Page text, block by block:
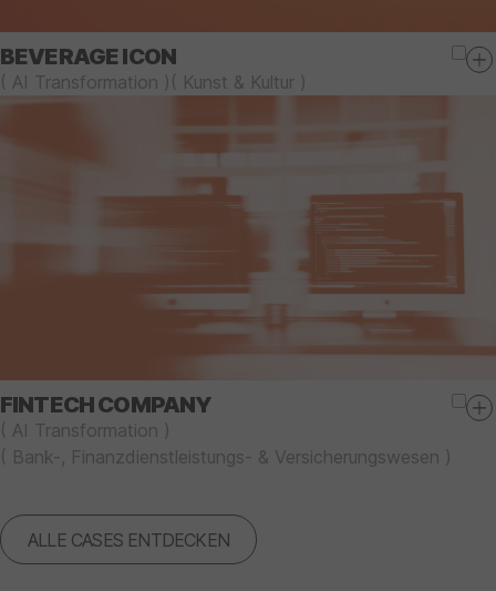
ALLE CASES ENTDECKEN
BEVERAGE ICON
( AI Transformation ) ( Kunst & Kultur )
FINTECH COMPANY
( AI Transformation )
( Bank-, Finanzdienstleistungs- & Versicherungswesen )